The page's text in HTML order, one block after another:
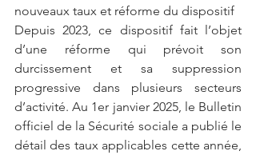
nouveaux taux et réforme du dispositif
Depuis 2023, ce dispositif fait l’objet
d’une réforme qui prévoit son
durcissement et sa suppression
progressive dans plusieurs secteurs
d’activité. Au 1er janvier 2025, le Bulletin
officiel de la Sécurité sociale a publié le
détail des taux applicables cette année,